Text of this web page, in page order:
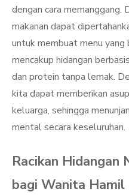
dengan cara memanggang.
makanan dapat
untuk membuat menu yang
mencakup hidangan
dan protein tanpa lemak.
kita dapat memberikan
keluarga, sehingga
mental secara keseluruhan.
Racikan Hidangan
bagi Wanita Hamil